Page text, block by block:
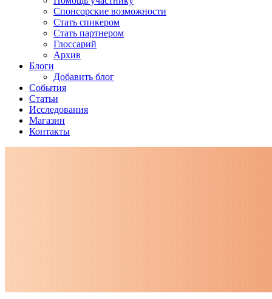
Спонсорские возможности
Стать спикером
Стать партнером
Глоссарий
Архив
Блоги
Добавить блог
События
Статьи
Исследования
Магазин
Контакты